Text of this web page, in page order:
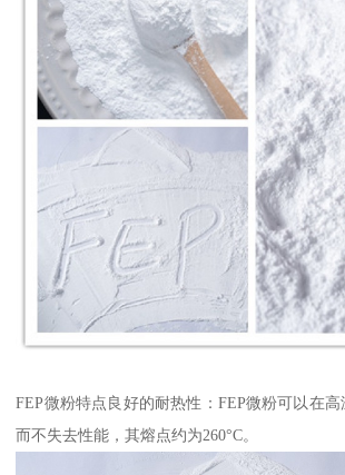
FEP微粉特点良好的耐热性：FEP微粉可以在
而不失去性能，其熔点约为260°C。